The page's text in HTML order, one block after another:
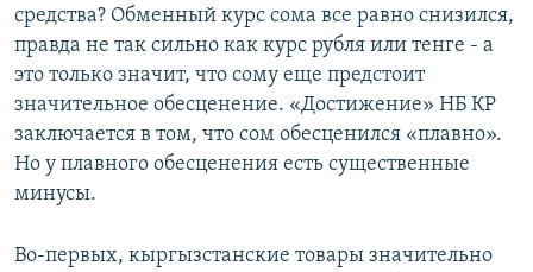
средства? Обменный курс сома все равно снизился,
правда не так сильно как курс рубля или тенге - а
это только значит, что сому еще предстоит
значительное обесценение. «Достижение» НБ КР
заключается в том, что сом обесценился «плавно».
Но у плавного обесценения есть существенные
минусы.
Во-первых, кыргызстанские товары значительно